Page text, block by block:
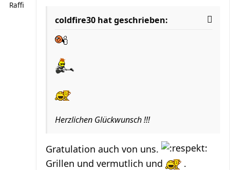
Raffi
coldfire30 hat geschrieben:
Herzlichen Glückwunsch !!!
Gratulation auch von uns.
Grillen und vermutlich und
.